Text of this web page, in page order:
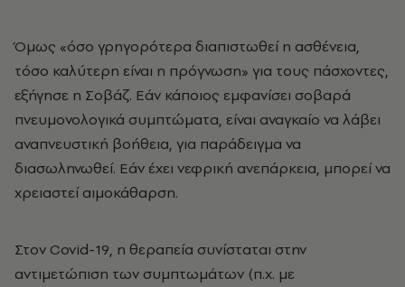
Όμως «όσο γρηγορότερα διαπιστωθεί η ασθένεια,
τόσο καλύτερη είναι η πρόγνωση» για τους πάσχοντες,
εξήγησε η Σοβάζ. Εάν κάποιος εμφανίσει σοβαρά
πνευμονολογικά συμπτώματα, είναι αναγκαίο να λάβει
αναπνευστική βοήθεια, για παράδειγμα να
διασωληνωθεί. Εάν έχει νεφρική ανεπάρκεια, μπορεί να
χρειαστεί αιμοκάθαρση.
Στον Covid-19, η θεραπεία συνίσταται στην
αντιμετώπιση των συμπτωμάτων (π.χ. με